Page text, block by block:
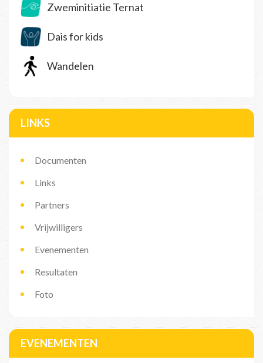
Zweminitiatie Ternat
Dais for kids
Wandelen
LINKS
Documenten
Links
Partners
Vrijwilligers
Evenementen
Resultaten
Foto
EVENEMENTEN